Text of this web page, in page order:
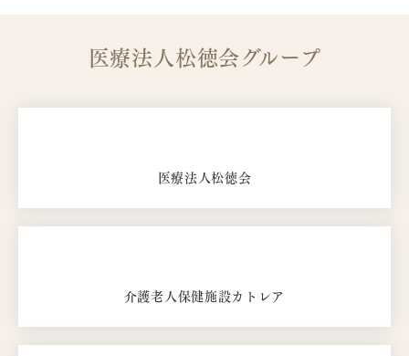
医療法人松徳会グループ
医療法人松徳会
介護老人保健施設カトレア